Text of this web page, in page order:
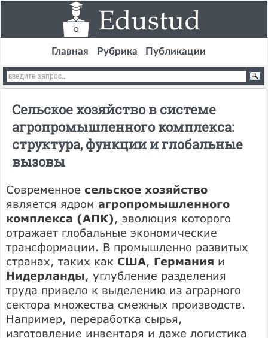
Главная Рубрика Публикации
Сельское хозяйство в системе
агропромышленного комплекса:
структура, функции и глобальные
вызовы
Современное сельское хозяйство
является ядром агропромышленного
комплекса (АПК), эволюция которого
отражает глобальные экономические
трансформации. В промышленно развитых
странах, таких как США, Германия и
Нидерланды, углубление разделения
труда привело к выделению из аграрного
сектора множества смежных производств.
Например, переработка сырья,
изготовление инвентаря и даже логистика